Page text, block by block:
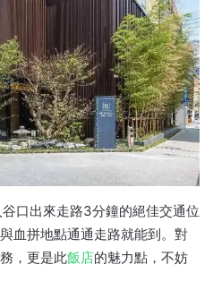
口出來走路3分鐘的絕佳交通位
與血拼地點通通走路就能到。對
，更是此飯店的魅力點，不妨